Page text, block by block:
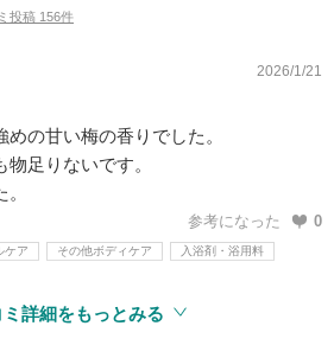
投稿 156件
2026/1/21
の甘い梅の香りでした。
足りないです。
参考になった 0
ケア その他ボディケア 入浴剤・浴用料
詳細をもっとみる